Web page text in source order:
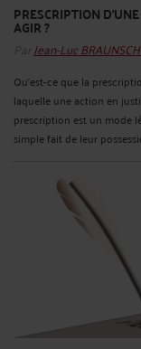
PRESCRIPTION
AGIR ?
Par Jean-Luc
Qu’est-ce que la
laquelle une action en
prescription est un mode
simple fait de leur